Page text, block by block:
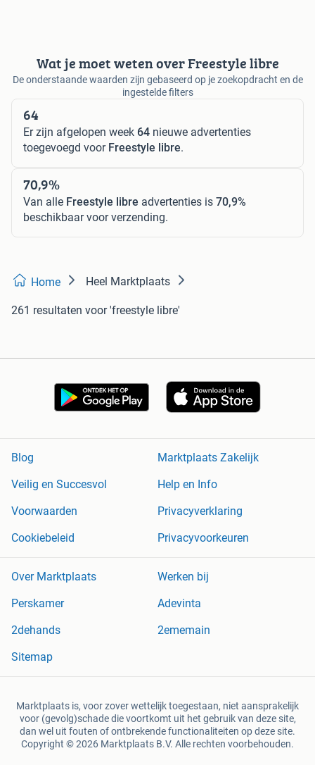
Wat je moet weten over Freestyle libre
De onderstaande waarden zijn gebaseerd op je zoekopdracht en de
ingestelde filters
64
Er zijn afgelopen week 64 nieuwe advertenties
toegevoegd voor Freestyle libre.
70,9%
Van alle Freestyle libre advertenties is 70,9%
beschikbaar voor verzending.
Home Heel Marktplaats
261 resultaten voor 'freestyle libre'
Blog
Marktplaats Zakelijk
Veilig en Succesvol
Help en Info
Voorwaarden
Privacyverklaring
Cookiebeleid
Privacyvoorkeuren
Over Marktplaats
Werken bij
Perskamer
Adevinta
2dehands
2ememain
Sitemap
Marktplaats is, voor zover wettelijk toegestaan, niet aansprakelijk
voor (gevolg)schade die voortkomt uit het gebruik van deze site,
dan wel uit fouten of ontbrekende functionaliteiten op deze site.
Copyright © 2026 Marktplaats B.V. Alle rechten voorbehouden.